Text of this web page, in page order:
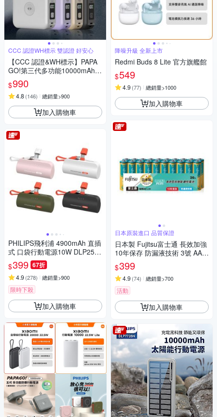
CCC 認證WH標示 雙認證 好安心
【CCC 認證&WH標示】PAPA
GO!第三代多功能10000mAh可
分離式充電線行動電源BS-WL7
20-快
$990
4.8 (146) 總銷量>900
加入購物車
PHILIPS飛利浦 4900mAh 直插
式 口袋行動電源10W DLP2550
17.88Wh_具Wh標示
$399 67折
4.9 (278) 總銷量>900
限時下殺
加入購物車
降噪升級 全新上市
Redmi Buds 8 Lite 官方旗艦館
$549
4.9 (77) 總銷量>1000
加入購物車
日本原裝進口 品質保證
日本製 Fujitsu富士通 長效加強
10年保存 防漏液技術 3號 AA /
4號 AAA 鹼性電池(精裝版20入
裝)
$399
4.9 (74) 總銷量>700
活動
加入購物車